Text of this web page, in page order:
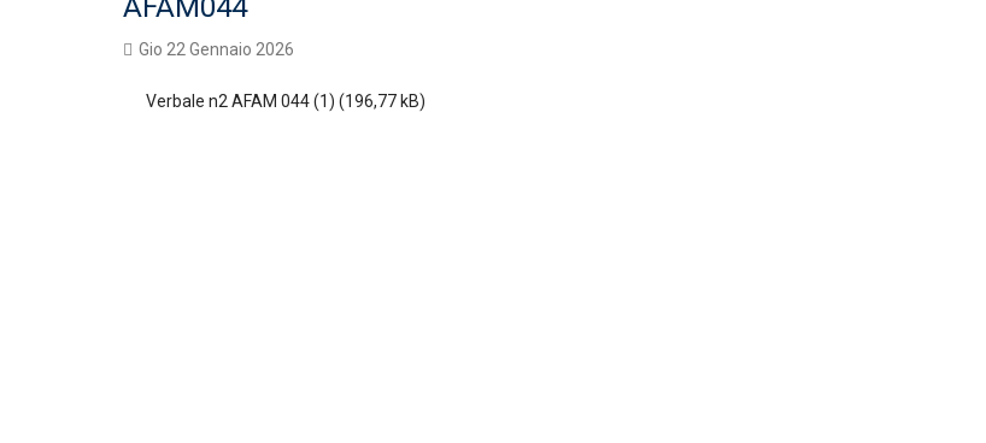
AFAM044
Gio 22 Gennaio 2026
Verbale n2 AFAM 044 (1)